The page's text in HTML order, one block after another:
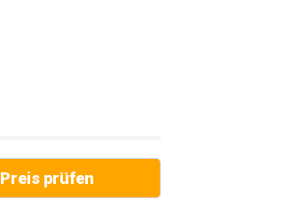
Preis prüfen